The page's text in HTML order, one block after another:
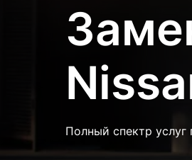
Полный спектр